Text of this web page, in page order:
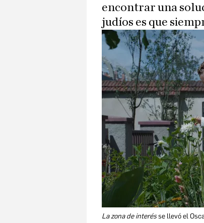
encontrar una
judíos es que
La zona de interésse llevó el